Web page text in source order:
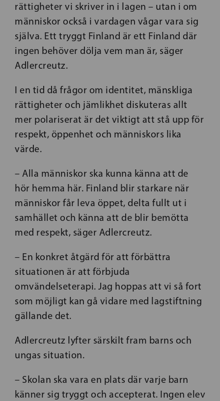
rättigheter vi skriver in i lagen – utan i om
människor också i vardagen vågar vara sig
själva. Ett tryggt Finland är ett Finland där
ingen behöver dölja vem man är, säger
Adlercreutz.
I en tid då frågor om identitet, mänskliga
rättigheter och jämlikhet diskuteras allt
mer polariserat är det viktigt att stå upp för
respekt, öppenhet och människors lika
värde.
– Alla människor ska kunna känna att de
hör hemma här. Finland blir starkare när
människor får leva öppet, delta fullt ut i
samhället och känna att de blir bemötta
med respekt, säger Adlercreutz.
– En konkret åtgärd för att förbättra
situationen är att förbjuda
omvändelseterapi. Jag hoppas att vi så fort
som möjligt kan gå vidare med lagstiftning
gällande det.
Adlercreutz lyfter särskilt fram barns och
ungas situation.
– Skolan ska vara en plats där varje barn
känner sig tryggt och accepterat. Ingen elev